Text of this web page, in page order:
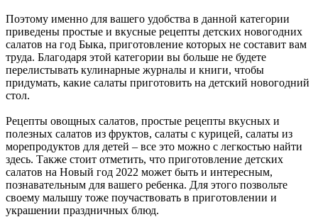
Поэтому именно для вашего удобства в данной категории
приведены простые и вкусные рецепты детских новогодних
салатов на год Быка, приготовление которых не составит вам
труда. Благодаря этой категории вы больше не будете
перелистывать кулинарные журналы и книги, чтобы
придумать, какие салаты приготовить на детский новогодний
стол.
Рецепты овощных салатов, простые рецепты вкусных и
полезных салатов из фруктов, салаты с курицей, салаты из
морепродуктов для детей – все это можно с легкостью найти
здесь. Также стоит отметить, что приготовление детских
салатов на Новый год 2022 может быть и интересным,
познавательным для вашего ребенка. Для этого позвольте
своему малышу тоже поучаствовать в приготовлении и
украшении праздничных блюд.